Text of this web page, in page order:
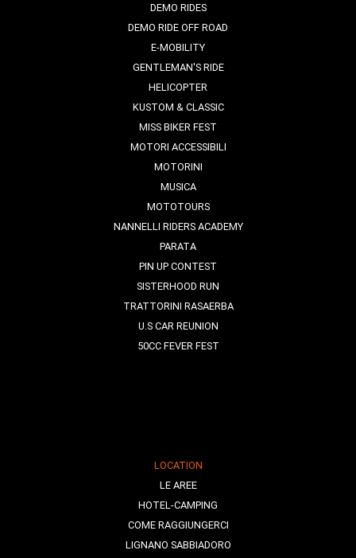
DEMO RIDES
DEMO RIDE OFF ROAD
E-MOBILITY
GENTLEMAN'S RIDE
HELICOPTER
KUSTOM & CLASSIC
MISS BIKER FEST
MOTORI ACCESSIBILI
MOTORINI
MUSICA
MOTOTOURS
NANNELLI RIDERS ACADEMY
PARATA
PIN UP CONTEST
SISTERHOOD RUN
TRATTORINI RASAERBA
U.S CAR REUNION
50CC FEVER FEST
LOCATION
LE AREE
HOTEL-CAMPING
COME RAGGIUNGERCI
LIGNANO SABBIADORO